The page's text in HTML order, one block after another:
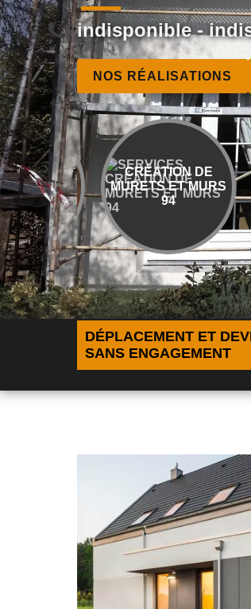
indisponible-
NOS RÉALISATIONS
CRÉATION DE
MURETS ET MURS
94
DE
DÉPLACEMENT ET
SANS ENGAGEMENT